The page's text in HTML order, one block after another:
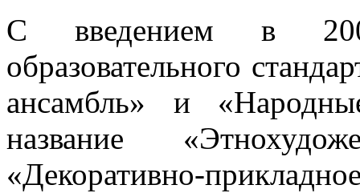
С введением в
образовательного
ансамбль» и
название
«Декоративно-